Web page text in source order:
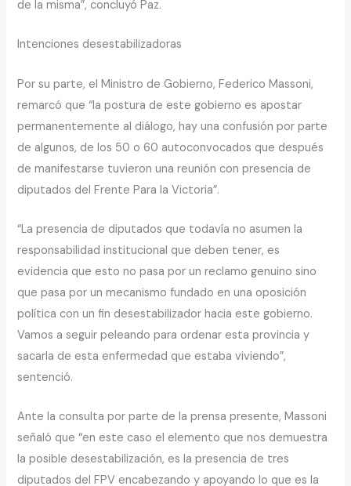
de la misma”, concluyó Paz.
Intenciones desestabilizadoras
Por su parte, el Ministro de Gobierno, Federico Massoni,
remarcó que “la postura de este gobierno es apostar
permanentemente al diálogo, hay una confusión por parte
de algunos, de los 50 o 60 autoconvocados que después
de manifestarse tuvieron una reunión con presencia de
diputados del Frente Para la Victoria”.
“La presencia de diputados que todavía no asumen la
responsabilidad institucional que deben tener, es
evidencia que esto no pasa por un reclamo genuino sino
que pasa por un mecanismo fundado en una oposición
política con un fin desestabilizador hacia este gobierno.
Vamos a seguir peleando para ordenar esta provincia y
sacarla de esta enfermedad que estaba viviendo”,
sentenció.
Ante la consulta por parte de la prensa presente, Massoni
señaló que “en este caso el elemento que nos demuestra
la posible desestabilización, es la presencia de tres
diputados del FPV encabezando y apoyando lo que es la